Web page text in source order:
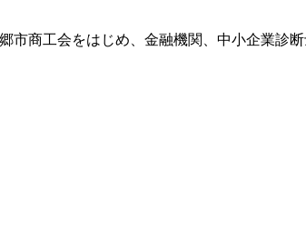
市商工会をはじめ、金融機関、中小企業診